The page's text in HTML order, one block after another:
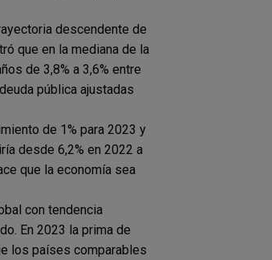
descendente de
que en la mediana de la
de 3,8% a 3,6% entre
pública ajustadas
de 1% para 2023 y
desde 6,2% en 2022 a
que la economía sea
con tendencia
En 2023 la prima de
los países comparables